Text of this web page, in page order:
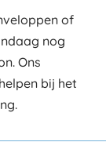
of
nog
Ons
bij het